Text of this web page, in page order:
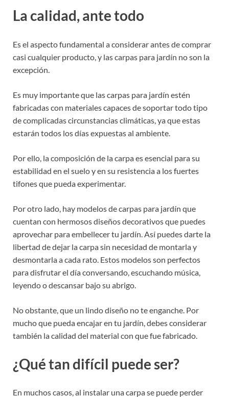
La calidad, ante todo
Es el aspecto fundamental a considerar antes de comprar
casi cualquier producto, y las carpas para jardín no son la
excepción.
Es muy importante que las carpas para jardín estén
fabricadas con materiales capaces de soportar todo tipo
de complicadas circunstancias climáticas, ya que estas
estarán todos los días expuestas al ambiente.
Por ello, la composición de la carpa es esencial para su
estabilidad en el suelo y en su resistencia a los fuertes
tifones que pueda experimentar.
Por otro lado, hay modelos de carpas para jardín que
cuentan con hermosos diseños decorativos que puedes
aprovechar para embellecer tu jardín. Así puedes darte la
libertad de dejar la carpa sin necesidad de montarla y
desmontarla a cada rato. Estos modelos son perfectos
para disfrutar el día conversando, escuchando música,
leyendo o descansar bajo su abrigo.
No obstante, que un lindo diseño no te enganche. Por
mucho que pueda encajar en tu jardín, debes considerar
también la calidad del material con que fue fabricado.
¿Qué tan difícil puede ser?
En muchos casos, al instalar una carpa se puede perder